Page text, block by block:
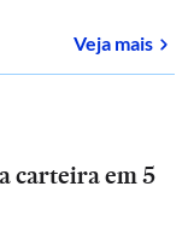
Veja mais
carteira em 5